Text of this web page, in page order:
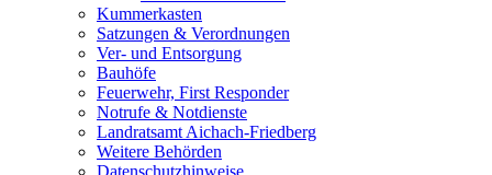
Kummerkasten
Satzungen & Verordnungen
Ver- und Entsorgung
Bauhöfe
Feuerwehr, First Responder
Notrufe & Notdienste
Landratsamt Aichach-Friedberg
Weitere Behörden
Datenschutzhinweise